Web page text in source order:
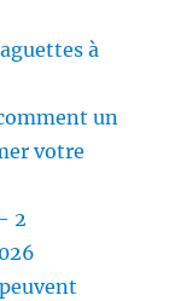
à
un
votre
2